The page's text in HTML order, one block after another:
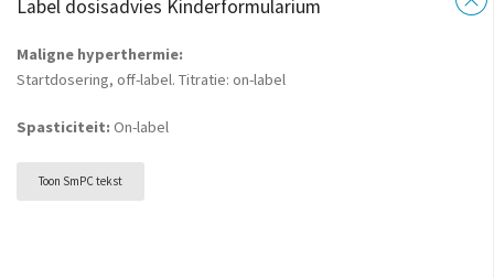
Label dosisadvies Kinderformularium
Maligne hyperthermie:
Startdosering, off-label. Titratie: on-label
Spasticiteit: On-label
Toon SmPC tekst